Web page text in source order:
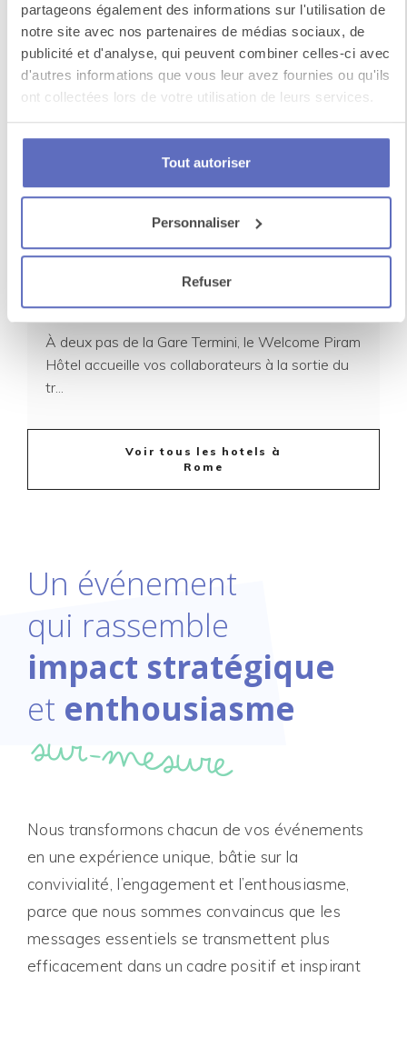
partageons également des informations sur l'utilisation de
notre site avec nos partenaires de médias sociaux, de
publicité et d'analyse, qui peuvent combiner celles-ci avec
d'autres informations que vous leur avez fournies ou qu'ils
ont collectées lors de votre utilisation de leurs services.
Tout autoriser
Personnaliser
Refuser
Emplacement idéal pour visiter comme il se doit
la capitale italienne, la Maison di Sant’Anna se
cac...
Welcome Piram Hôtel Rome
À deux pas de la Gare Termini, le Welcome Piram
Hôtel accueille vos collaborateurs à la sortie du
tr...
Voir tous les hotels à
Rome
Un événement
qui rassemble
impact stratégique
et enthousiasme
sur-mesure
Nous transformons chacun de vos événements
en une expérience unique, bâtie sur la
convivialité, l’engagement et l’enthousiasme,
parce que nous sommes convaincus que les
messages essentiels se transmettent plus
efficacement dans un cadre positif et inspirant